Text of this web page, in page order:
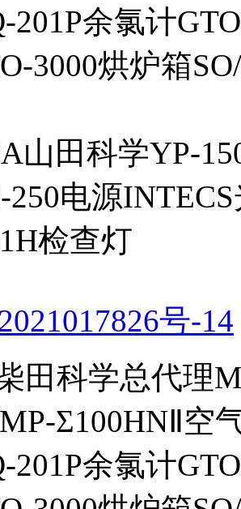
201P余氯计
3000烘炉箱
山田科学YP-
250电源
检查灯
号-14
田科学总代理
Σ100HNⅡ空
201P余氯计